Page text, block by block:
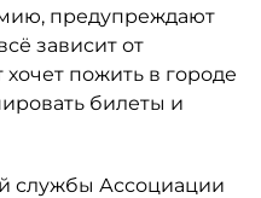
предупреждают
зависит от
пожить в городе
билеты и
службы Ассоциации